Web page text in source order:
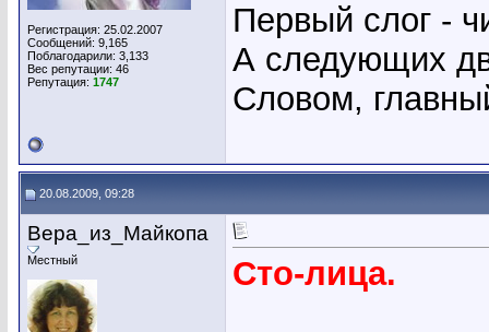
Регистрация: 25.02.2007
Сообщений: 9,165
Поблагодарили: 3,133
Вес репутации: 46
Репутация: 1747
Первый слог -
А следующих
Словом,
20.08.2009, 09:28
Вера_из_Майкопа
Местный Сто-лица.